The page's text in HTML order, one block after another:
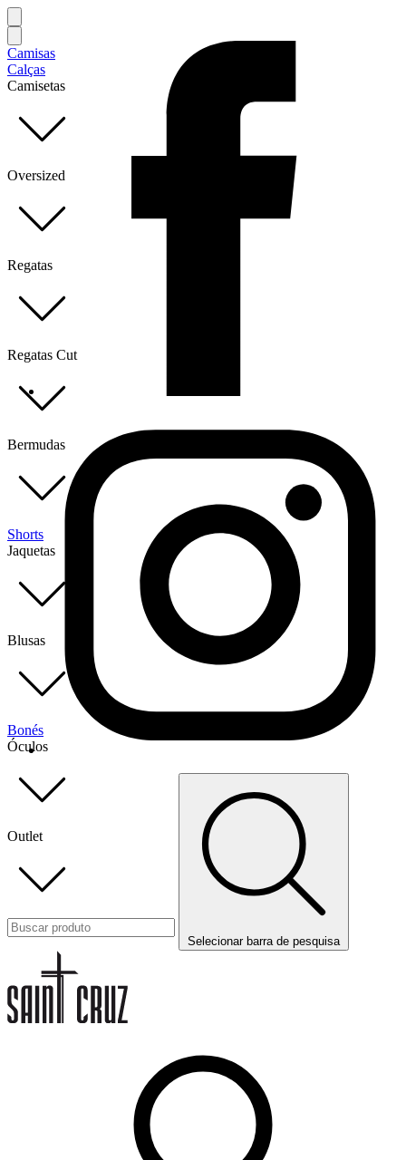
Camisas
Calças
Camisetas
Oversized
Regatas
Regatas Cut
Bermudas
Shorts
Jaquetas
Blusas
Bonés
Óculos
Outlet
Selecionar barra de pesquisa